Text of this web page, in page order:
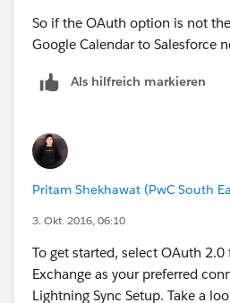
So if the OAuth option is not
Google Calendar to Salesforce
Als hilfreich markieren
Pritam Shekhawat (PwC South
3. Okt. 2016, 06:10
To get started, select OAuth
Exchange as your preferred
Lightning Sync Setup. Take a